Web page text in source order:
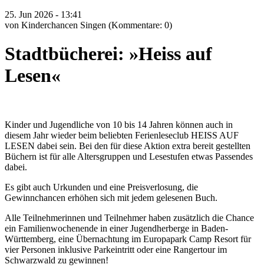
25. Jun 2026 - 13:41
von Kinderchancen Singen (Kommentare: 0)
Stadtbücherei: »Heiss auf
Lesen«
Kinder und Jugendliche von 10 bis 14 Jahren können auch in
diesem Jahr wieder beim beliebten Ferienleseclub HEISS AUF
LESEN dabei sein. Bei den für diese Aktion extra bereit gestellten
Büchern ist für alle Altersgruppen und Lesestufen etwas Passendes
dabei.
Es gibt auch Urkunden und eine Preisverlosung, die
Gewinnchancen erhöhen sich mit jedem gelesenen Buch.
Alle Teilnehmerinnen und Teilnehmer haben zusätzlich die Chance
ein Familienwochenende in einer Jugendherberge in Baden-
Württemberg, eine Übernachtung im Europapark Camp Resort für
vier Personen inklusive Parkeintritt oder eine Rangertour im
Schwarzwald zu gewinnen!